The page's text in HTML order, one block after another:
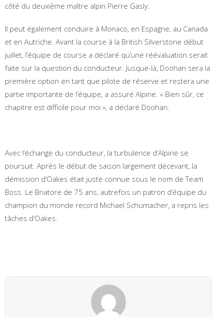
côté du deuxième maître alpin Pierre Gasly.
Il peut également conduire à Monaco, en Espagne, au Canada
et en Autriche. Avant la course à la British Silverstone début
juillet, l’équipe de course a déclaré qu’une réévaluation serait
faite sur la question du conducteur. Jusque-là, Doohan sera la
première option en tant que pilote de réserve et restera une
partie importante de l’équipe, a assuré Alpine. « Bien sûr, ce
chapitre est difficile pour moi », a déclaré Doohan.
Avec l’échange du conducteur, la turbulence d’Alpine se
poursuit. Après le début de saison largement décevant, la
démission d’Oakes était juste connue sous le nom de Team
Boss. Le Briatore de 75 ans, autrefois un patron d’équipe du
champion du monde record Michael Schumacher, a repris les
tâches d’Oakes.